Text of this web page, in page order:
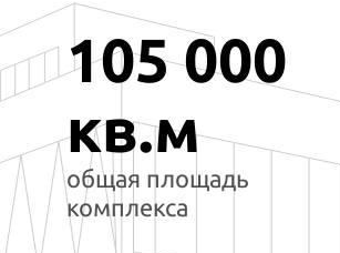
105 000
кв.м
общая площадь
комплекса